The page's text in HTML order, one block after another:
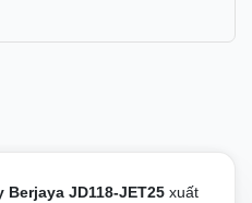
JD118-JET25​ xuất